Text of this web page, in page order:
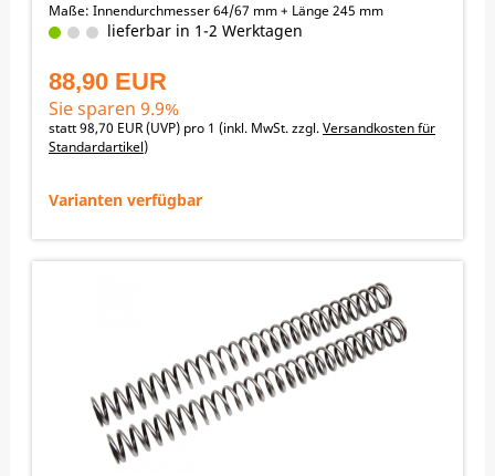
Maße: Innendurchmesser 64/67 mm + Länge 245 mm
lieferbar in 1-2 Werktagen
88,90 EUR
Sie sparen 9.9%
statt98,70 EUR(UVP) pro 1 (inkl. MwSt. zzgl.Versandkosten für
Standardartikel)
Varianten verfügbar